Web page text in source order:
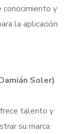
conocimiento y
la aplicación
Soler)
talento y
su marca